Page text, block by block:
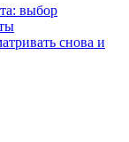
выбор
снова и